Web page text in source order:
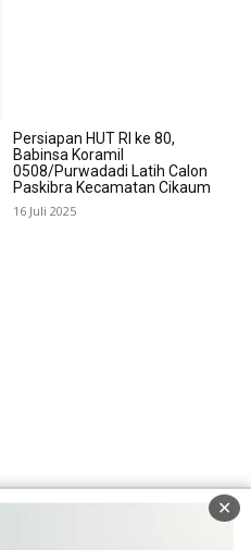
Persiapan HUT RI ke 80,
Babinsa Koramil
0508/Purwadadi Latih Calon
Paskibra Kecamatan Cikaum
16 Juli 2025
✕